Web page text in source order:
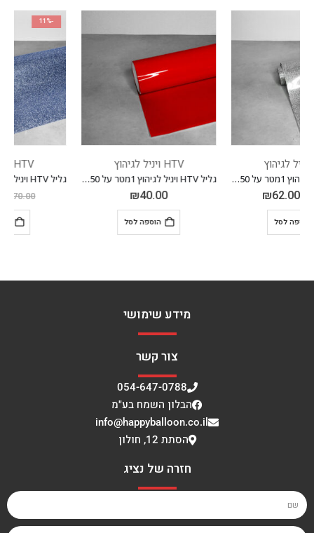
HTV ויניל לגיהוץ
גליל HTV ויניל לגיהוץ 1מטר על 0.50 ס"מ *PVC* אדום 03
HTV ויניל לגיהוץ
גליל HTV ויניל לגיהוץ 1מטר על 0.50 ס"מ *גליטר* 31 תכלת כהה
מידע שימושי
צור קשר
054-647-0788
הבלון השמח בע"מ
info@happyballoon.co.il
הסתת 12, חולון
חזרה של נציג